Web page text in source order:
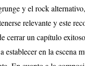
y el rock
relevante y este
cerrar un capítulo
establecer en la escena